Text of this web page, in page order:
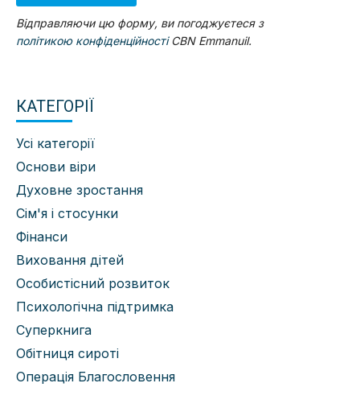
Відправляючи цю форму, ви погоджуєтеся з
політикою конфіденційностіCBN Emmanuil.
КАТЕГОРІЇ
Усі категорії
Основи віри
Духовне зростання
Сім'я і стосунки
Фінанси
Виховання дітей
Особистісний розвиток
Психологічна підтримка
Суперкнига
Обітниця сироті
Операція Благословення